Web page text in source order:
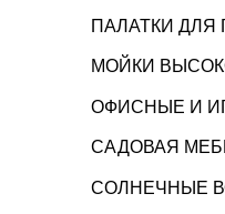
ПАЛАТКИ ДЛЯ
МОЙКИ
ОФИСНЫЕ И
САДОВАЯ
СОЛНЕЧНЫЕ